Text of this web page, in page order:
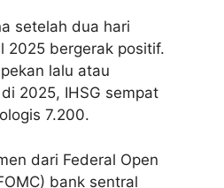
setelah dua hari
2025 bergerak positif.
lalu atau
2025, IHSG sempat
7.200.
dari Federal Open
bank sentral